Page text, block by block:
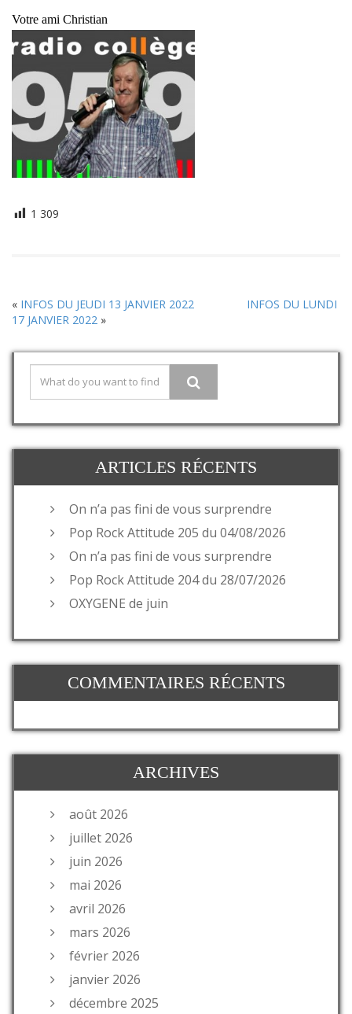
Votre ami Christian
1 309
« INFOS DU JEUDI 13 JANVIER 2022
INFOS DU LUNDI
17 JANVIER 2022 »
ARTICLES RÉCENTS
On n’a pas fini de vous surprendre
Pop Rock Attitude 205 du 04/08/2026
On n’a pas fini de vous surprendre
Pop Rock Attitude 204 du 28/07/2026
OXYGENE de juin
COMMENTAIRES RÉCENTS
ARCHIVES
août 2026
juillet 2026
juin 2026
mai 2026
avril 2026
mars 2026
février 2026
janvier 2026
décembre 2025